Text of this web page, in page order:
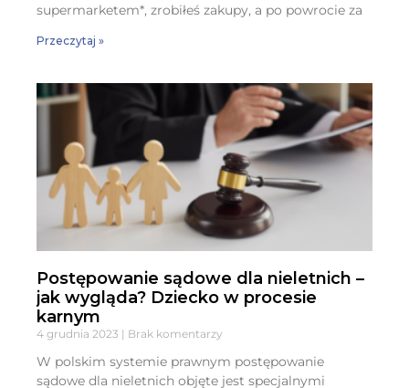
supermarketem*, zrobiłeś zakupy, a po powrocie za
Przeczytaj »
Postępowanie sądowe dla nieletnich –
jak wygląda? Dziecko w procesie
karnym
4 grudnia 2023 Brak komentarzy
W polskim systemie prawnym postępowanie
sądowe dla nieletnich objęte jest specjalnymi